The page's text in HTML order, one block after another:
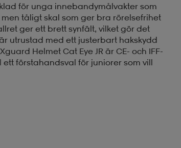
för unga innebandymålvakter som
tåligt skal som ger bra rörelsefrihet
ger ett brett synfält, vilket gör det
utrustad med ett justerbart hakskydd
Helmet Cat Eye JR är CE- och IFF-
förstahandsval för juniorer som vill